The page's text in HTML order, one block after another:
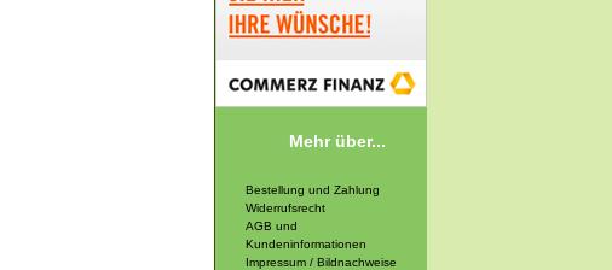
Mehr über...
Bestellung und Zahlung
Widerrufsrecht
AGB und
Kundeninformationen
Impressum / Bildnachweise